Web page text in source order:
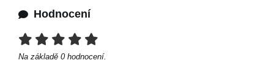
Hodnocení
Na základě 0 hodnocení.